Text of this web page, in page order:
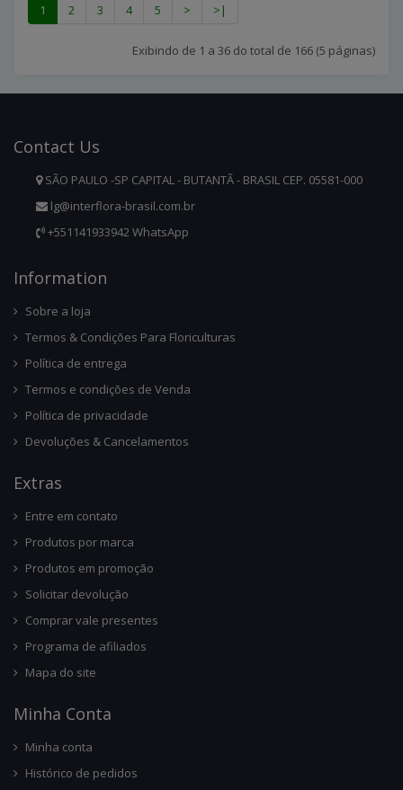
1 2 3 4 5 > >|
Exibindo de 1 a 36 do total de 166 (5 páginas)
Contact Us
SÃO PAULO -SP CAPITAL - BUTANTÃ - BRASIL CEP. 05581-000
lg@interflora-brasil.com.br
+551141933942 WhatsApp
InforMation
Sobre a loja
Termos & Condições Para Floriculturas
Política de entrega
Termos e condições de Venda
Política de privacidade
Devoluções & Cancelamentos
ExtRas
Entre em contato
Produtos por marca
Produtos em promoção
Solicitar devolução
Comprar vale presentes
Programa de afiliados
Mapa do site
Minha Conta
Minha conta
Histórico de pedidos